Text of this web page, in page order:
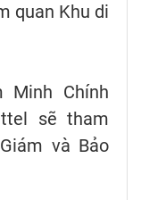
quan Khu di
Minh Chính
sẽ tham
và Bảo